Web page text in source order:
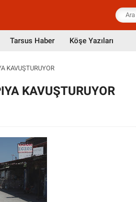
Tarsus Haber Köşe Yazıları
KAVUŞTURUYOR
KAVUŞTURUYOR